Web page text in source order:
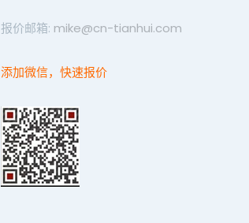
报价邮箱: mike@cn-tianhui.com
添加微信，快速报价